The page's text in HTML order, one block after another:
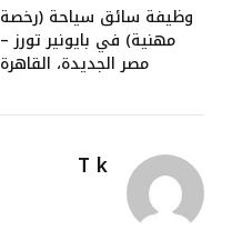
وظيفة سائق سياحة (رخصة
مهنية) في بايونير تورز –
مصر الجديدة، القاهرة
T k